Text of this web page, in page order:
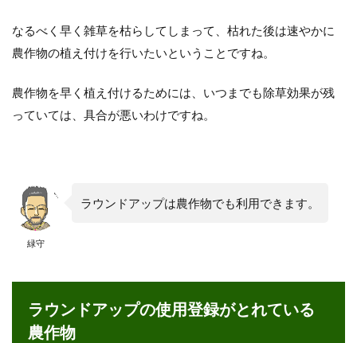
なるべく早く雑草を枯らしてしまって、枯れた後は速やかに
農作物の植え付けを行いたいということですね。
農作物を早く植え付けるためには、いつまでも除草効果が残
っていては、具合が悪いわけですね。
緑守
ラウンドアップは農作物でも利用できます。
ラウンドアップの使用登録がとれている
農作物